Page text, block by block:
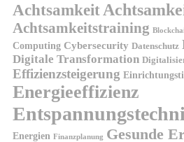
Achtsamkeit
Achtsamkeitstraining
Computing Cybersecurity Datenschutz
Digitale Transformation
Effizienzsteigerung
Energieeffizienz
Energien Finanzplanung Gesunde